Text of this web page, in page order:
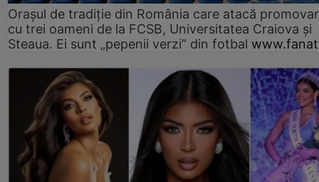
Orașul de tradiție din România care atacă
cu trei oameni de la FCSB, Universitatea Craiova și
Steaua. Ei sunt „pepenii verzi” din fotbal